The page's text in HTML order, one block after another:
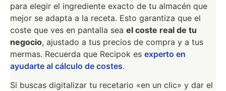
para elegir el ingrediente exacto de tu almacén que
mejor se adapta a la receta. Esto garantiza que el
coste que ves en pantalla sea el coste real de tu
negocio, ajustado a tus precios de compra y a tus
mermas. Recuerda que Recipok es experto en
ayudarte al cálculo de costes.
Si buscas digitalizar tu recetario «en un clic» y dar el